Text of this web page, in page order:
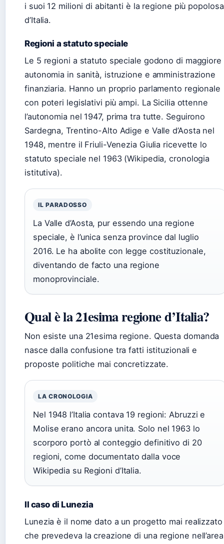
i suoi 12 milioni di abitanti è la regione più popolosa
d’Italia.
Regioni a statuto speciale
Le 5 regioni a statuto speciale godono di maggiore
autonomia in sanità, istruzione e amministrazione
finanziaria. Hanno un proprio parlamento regionale
con poteri legislativi più ampi. La Sicilia ottenne
l’autonomia nel 1947, prima tra tutte. Seguirono
Sardegna, Trentino-Alto Adige e Valle d’Aosta nel
1948, mentre il Friuli-Venezia Giulia ricevette lo
statuto speciale nel 1963 (Wikipedia, cronologia
istitutiva).
IL PARADOSSO
La Valle d’Aosta, pur essendo una regione
speciale, è l’unica senza province dal luglio
2016. Le ha abolite con legge costituzionale,
diventando de facto una regione
monoprovinciale.
Qual è la 21esima regione d’Italia?
Non esiste una 21esima regione. Questa domanda
nasce dalla confusione tra fatti istituzionali e
proposte politiche mai concretizzate.
LA CRONOLOGIA
Nel 1948 l’Italia contava 19 regioni: Abruzzi e
Molise erano ancora unita. Solo nel 1963 lo
scorporo portò al conteggio definitivo di 20
regioni, come documentato dalla voce
Wikipedia su Regioni d’Italia.
Il caso di Lunezia
Lunezia è il nome dato a un progetto mai realizzato
che prevedeva la creazione di una regione nell’area